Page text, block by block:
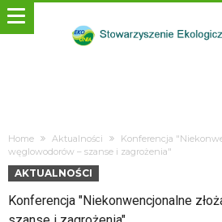
Home Aktualności
Konferencja
węglowodorów – szanse i zagrożenia"
AKTUALNOŚCI
Konferencja "Niekonwencjonalne